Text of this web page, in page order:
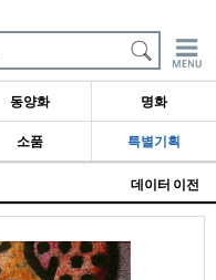
동양화 명화
소품 특별기획
데이터 이전